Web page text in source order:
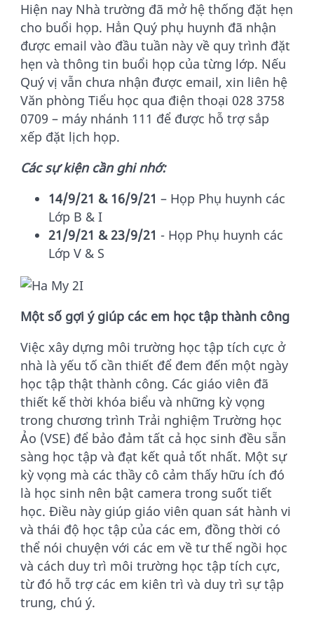
Hiện nay Nhà trường đã mở hệ thống đặt hẹn
cho buổi họp. Hẳn Quý phụ huynh đã nhận
được email vào đầu tuần này về quy trình đặt
hẹn và thông tin buổi họp của từng lớp. Nếu
Quý vị vẫn chưa nhận được email, xin liên hệ
Văn phòng Tiểu học qua điện thoại 028 3758
0709 – máy nhánh 111 để được hỗ trợ sắp
xếp đặt lịch họp.
Các sự kiện cần ghi nhớ:
14/9/21 & 16/9/21 – Họp Phụ huynh các
Lớp B & I
21/9/21 & 23/9/21 - Họp Phụ huynh các
Lớp V & S
Một số gợi ý giúp các em học tập thành công
Việc xây dựng môi trường học tập tích cực ở
nhà là yếu tố cần thiết để đem đến một ngày
học tập thật thành công. Các giáo viên đã
thiết kế thời khóa biểu và những kỳ vọng
trong chương trình Trải nghiệm Trường học
Ảo (VSE) để bảo đảm tất cả học sinh đều sẵn
sàng học tập và đạt kết quả tốt nhất. Một sự
kỳ vọng mà các thầy cô cảm thấy hữu ích đó
là học sinh nên bật camera trong suốt tiết
học. Điều này giúp giáo viên quan sát hành vi
và thái độ học tập của các em, đồng thời có
thể nói chuyện với các em về tư thế ngồi học
và cách duy trì môi trường học tập tích cực,
từ đó hỗ trợ các em kiên trì và duy trì sự tập
trung, chú ý.